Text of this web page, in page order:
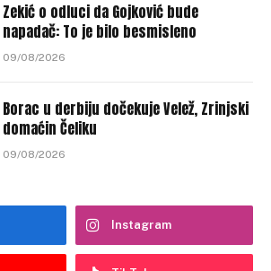
Zekić o odluci da Gojković bude
napadač: To je bilo besmisleno
09/08/2026
Borac u derbiju dočekuje Velež, Zrinjski
domaćin Čeliku
09/08/2026
Instagram